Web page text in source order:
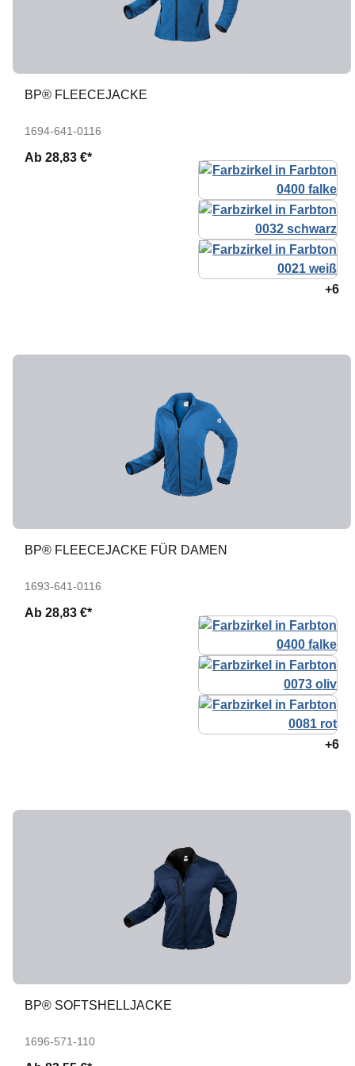
BP® FLEECEJACKE
1694-641-0116
Ab 28,83 €*
+6
BP® FLEECEJACKE FÜR DAMEN
1693-641-0116
Ab 28,83 €*
+6
BP® SOFTSHELLJACKE
1696-571-110